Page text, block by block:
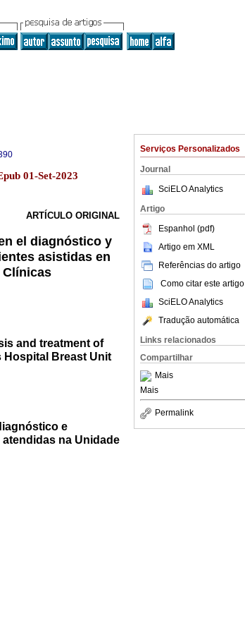
Serviços Personalizados
Journal
SciELO Analytics
Artigo
Espanhol (pdf)
Artigo em XML
Referências do artigo
Como citar este artigo
SciELO Analytics
Tradução automática
Links relacionados
Compartilhar
Mais
Mais
Permalink
01-Set-2023
ARTÍCULO ORIGINAL
el diagnóstico y
asistidas en
Clínicas
and treatment of
Hospital Breast Unit
e
na Unidade